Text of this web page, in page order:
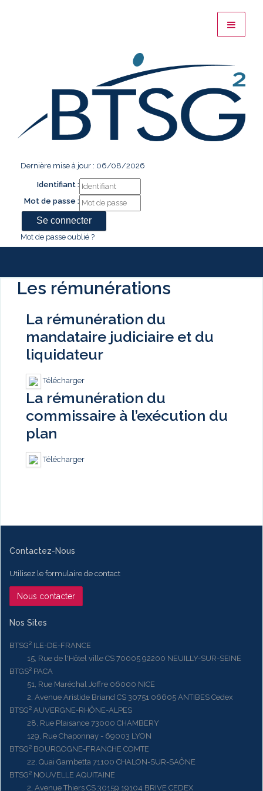
Dernière mise à jour : 06/08/2026
Identifiant :
Mot de passe :
Mot de passe oublié ?
Les rémunérations
La rémunération du
mandataire judiciaire et du
liquidateur
Télécharger
La rémunération du
commissaire à l’exécution du
plan
Télécharger
Contactez-Nous
Utilisez le formulaire de contact
Nous contacter
Nos Sites
BTSG² ILE-DE-FRANCE
15, Rue de l'Hôtel ville CS 70005 92200 NEUILLY-SUR-SEINE
BTGS² PACA
51, Rue Maréchal Joffre 06000 NICE
2, Avenue Aristide Briand CS 30751 06605 ANTIBES Cedex
BTSG² AUVERGNE-RHÔNE-ALPES
28, Rue Plaisance 73000 CHAMBERY
129, Rue Chaponnay - 69003 LYON
BTSG² BOURGOGNE-FRANCHE COMTE
22, Quai Gambetta 71100 CHALON-SUR-SAÔNE
BTSG² NOUVELLE AQUITAINE
2, Avenue Thiers CS 30159 19104 BRIVE CEDEX